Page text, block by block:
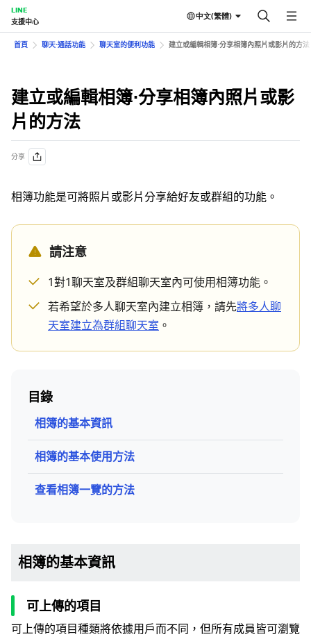
LINE
支援中心
中文(繁體)
首頁 聊天⋅通話功能 聊天室的便利功能 建立或編輯相簿⋅分享相簿內照片或影片的方法
建立或編輯相簿⋅分享相簿內照片或影
片的方法
分享
相簿功能是可將照片或影片分享給好友或群組的功能。
請注意
1對1聊天室及群組聊天室內可使用相簿功能。
若希望於多人聊天室內建立相簿，請先將多人聊
天室建立為群組聊天室 。
目錄
相簿的基本資訊
相簿的基本使用方法
查看相簿一覽的方法
相簿的基本資訊
可上傳的項目
可上傳的項目種類將依據用戶而不同，但所有成員皆可瀏覽